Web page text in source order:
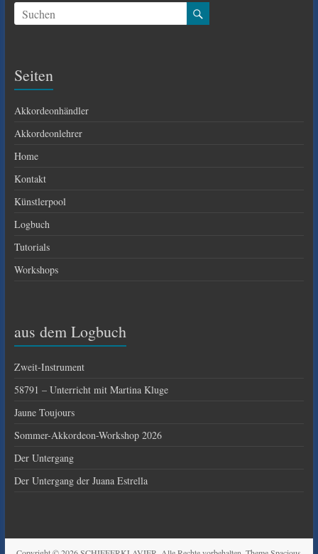
Seiten
Akkordeonhändler
Akkordeonlehrer
Home
Kontakt
Künstlerpool
Logbuch
Tutorials
Workshops
aus dem Logbuch
Zweit-Instrument
58791 – Unterricht mit Martina Kluge
Jaune Toujours
Sommer-Akkordeon-Workshop 2026
Der Untergang
Der Untergang der Juana Estrella